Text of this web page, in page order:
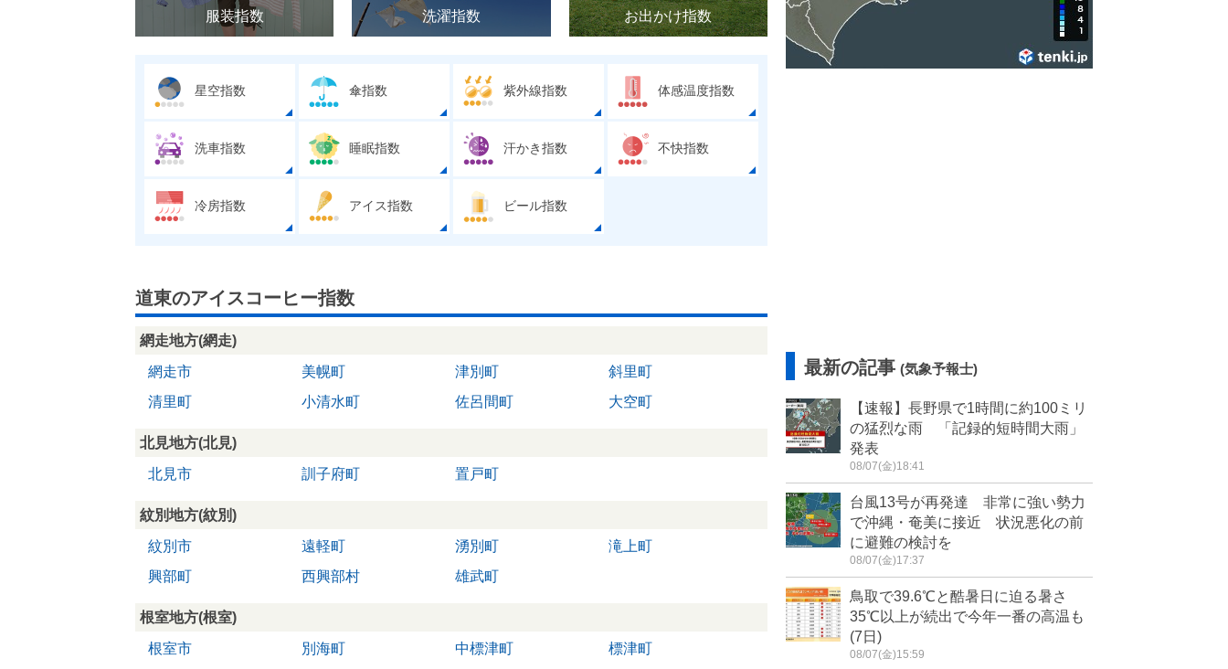
服装指数 洗濯指数 お出かけ指数
星空指数 傘指数 紫外線指数 体感温度指数
洗車指数 睡眠指数 汗かき指数 不快指数
冷房指数 アイス指数 ビール指数
道東のアイスコーヒー指数
網走地方(網走)
網走市
美幌町 津別町
斜里町
清里町
小清水町 佐呂間町 大空町
北見地方(北見)
北見市
訓子府町 置戸町
紋別地方(紋別)
紋別市
遠軽町 湧別町
滝上町
興部町
西興部村 雄武町
根室地方(根室)
根室市
別海町 中標津町
標津町
最新の記事 (気象予報士)
【速報】長野県で1時間に約100ミリ
の猛烈な雨 「記録的短時間大雨」
発表
08/07(金)18:41
台風13号が再発達 非常に強い勢力
で沖縄・奄美に接近 状況悪化の前
に避難の検討を
08/07(金)17:37
鳥取で39.6℃と酷暑日に迫る暑さ
35℃以上が続出で今年一番の高温も
(7日)
08/07(金)15:59